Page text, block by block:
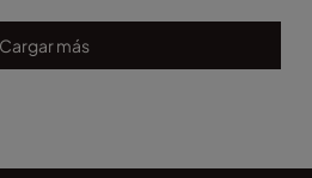
Cargar más